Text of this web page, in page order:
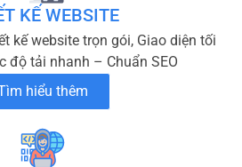
KẾ WEBSITE
kế website trọn gói, Giao diện tối
độ tải nhanh – Chuẩn SEO
hiểu thêm